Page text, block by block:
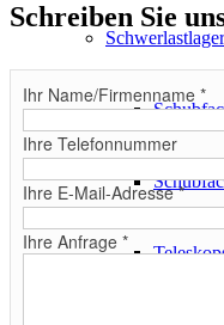
Schreiben Sie
Ihr Name/Firmenname *
Ihre Telefonnummer
Ihre E-Mail-Adresse*
Ihre Anfrage *